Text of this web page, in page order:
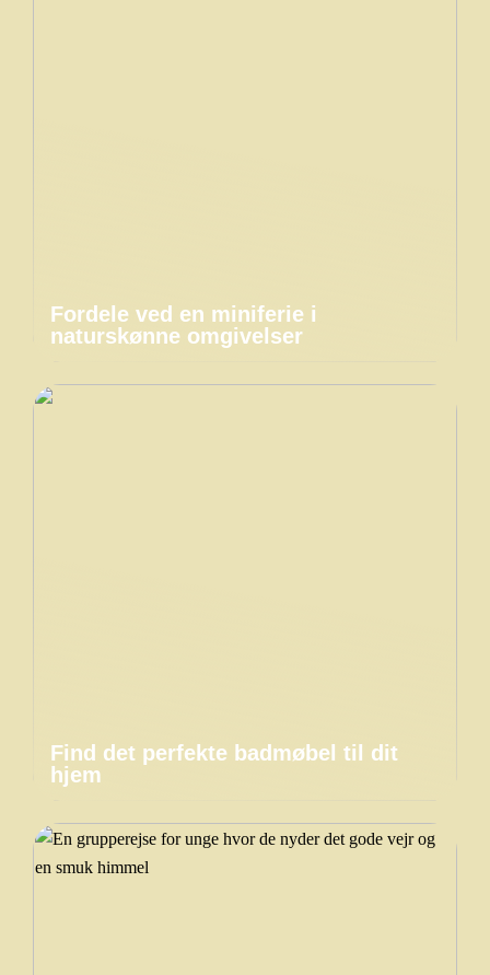
Fordele ved en miniferie i
naturskønne omgivelser
Find det perfekte badmøbel til dit
hjem